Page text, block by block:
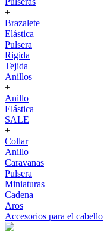
+
Brazalete
Elástica
Pulsera
Rigida
Tejida
Anillos
+
Anillo
Elástica
SALE
+
Collar
Anillo
Caravanas
Pulsera
Miniaturas
Cadena
Aros
Accesorios para el cabello